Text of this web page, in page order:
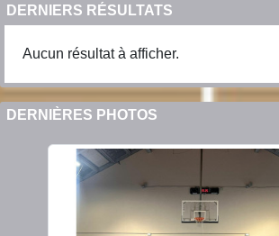
DERNIERS RÉSULTATS
Aucun résultat à afficher.
DERNIÈRES PHOTOS